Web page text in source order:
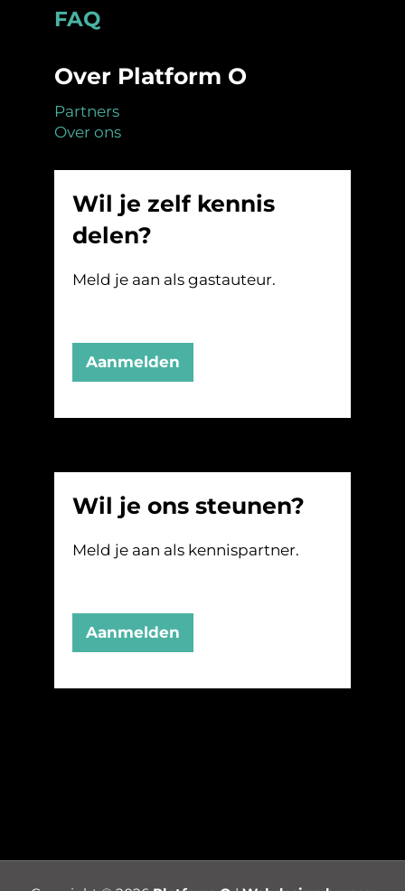
Footer
FAQ
Over Platform O
Partners
Over ons
Wil je zelf kennis
delen?
Meld je aan als gastauteur.
Aanmelden
Wil je ons steunen?
Meld je aan als kennispartner.
Aanmelden